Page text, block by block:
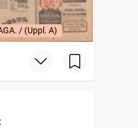
/ (Uppl. A)